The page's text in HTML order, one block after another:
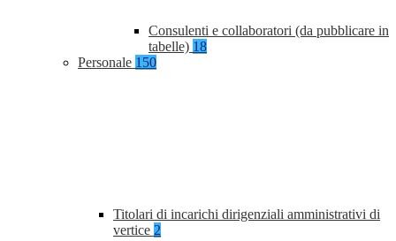
Consulenti e collaboratori (da pubblicare in
tabelle) 18
Personale 150
Titolari di incarichi dirigenziali amministrativi di
vertice 2